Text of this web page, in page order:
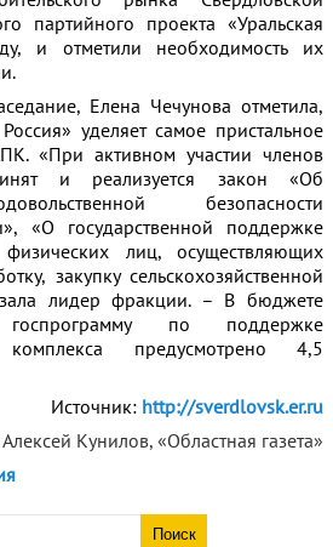
партийного проекта «Уральская
и отметили необходимость их
Елена Чечунова отметила,
уделяет самое пристальное
«При активном участии членов
и реализуется закон «Об
безопасности
«О государственной поддержке
лиц, осуществляющих
закупку сельскохозяйственной
лидер фракции. – В бюджете
по поддержке
комплекса предусмотрено 4,5
Источник: http://sverdlovsk.er.ru
Кунилов, «Областная газета»